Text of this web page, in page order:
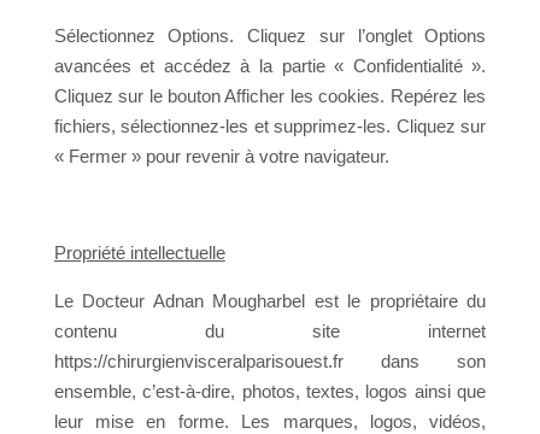
Sélectionnez Options. Cliquez sur l’onglet Options
avancées et accédez à la partie « Confidentialité ».
Cliquez sur le bouton Afficher les cookies. Repérez les
fichiers, sélectionnez-les et supprimez-les. Cliquez sur
« Fermer » pour revenir à votre navigateur.
Propriété intellectuelle
Le Docteur Adnan Mougharbel est le propriétaire du
contenu du site internet
https://chirurgienvisceralparisouest.fr dans son
ensemble, c’est-à-dire, photos, textes, logos ainsi que
leur mise en forme. Les marques, logos, vidéos,